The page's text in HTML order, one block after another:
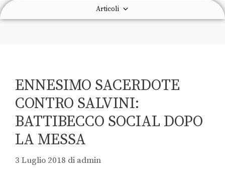
Articoli
ENNESIMO SACERDOTE
CONTRO SALVINI:
BATTIBECCO SOCIAL DOPO
LA MESSA
3 Luglio 2018 di admin